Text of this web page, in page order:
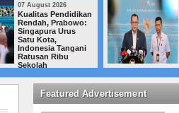
2026
Pendidikan
Prabowo:
Urus
Kota,
Tangani
Ribu
07
Satelit
Jamin
Data
Featured Advertisement